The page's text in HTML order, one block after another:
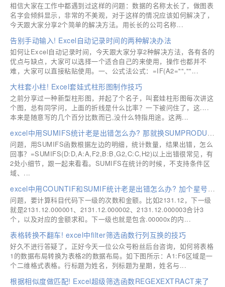
相信大家在工作中都遇到过这样的问题：数据的名称太长了，做图表
名字会倾斜显示，非常的不美观，对于这样的情况应该如何解决了，
今天跟大家分享2个简单的解决方法。用长长的公司名称...
告别手动输入! Excel自动记录时间的两种解决办法
如何让Excel自动记录时间，今天跟大家分享2种解决方法，各有各的
优点与缺点，大家可以选择一个适合自己的来使用，操作也都并不
难，大家可以直接粘贴使用。一、公式法公式：=IF(A2="",""...
大柱套小柱! Excel套娃式柱形图制作技巧
之前分享过一种新型柱形图，并起了个名子，叫套娃柱形图每次讲这
个图，总有同学问，上面的折线是什么比率？一下被问住了，这....
本来是随意写的几个百分比数而已,没什么特指用途。这两...
excel中用SUMIFS统计老是出错怎么办? 那就换SUMPRODUCT试一试
问题，用SUMIFS函数根据左边的明细，统计数量，结果出错，怎么
回事？=SUMIFS(D:D,A:A,F2,B:B,G2,C:C,H2)以上出错很常见，有
2处小细节，跟一起来看看。SUMIFS在统计的时候，不支持条件区
域、...
excel中用COUNTIF和SUMIF统计老是出错怎么办? 加个星号轻松解决
问题，要计算科目代码下一级的次数和金额。比如2131.12，下一级
就是2131.12.000001、2131.12.000002、2131.12.000003合计3
个，以及对应的金额求和。下一级也就是包含.00000x的内...
表格转换不翻车! excel中filter筛选函数行列互换的技巧
好久不进行答疑了，正好今天一位公众号粉丝后台咨询，如何将表格
1的数据布局转换为表格2的数据布局。如下图所示：A1:F6区域是一
个二维格式表格。行标题为姓名，列标题为星期，姓名与...
根据相似度做匹配! Excel超级筛选函数REGEXEXTRACT来了